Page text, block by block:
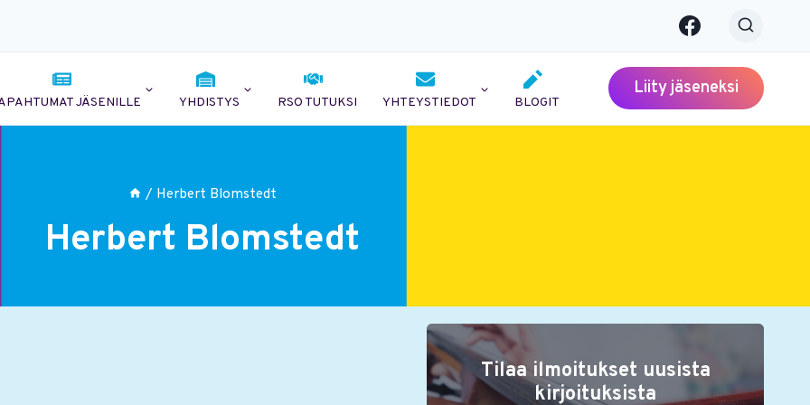
JÄSENILLE YHDISTYS RSO TUTUKSI YHTEYSTIEDOT BLOGIT
Liity jäseneksi
/ Herbert Blomstedt
Herbert Blomstedt
Tilaa ilmoitukset uusista
kirjoituksista